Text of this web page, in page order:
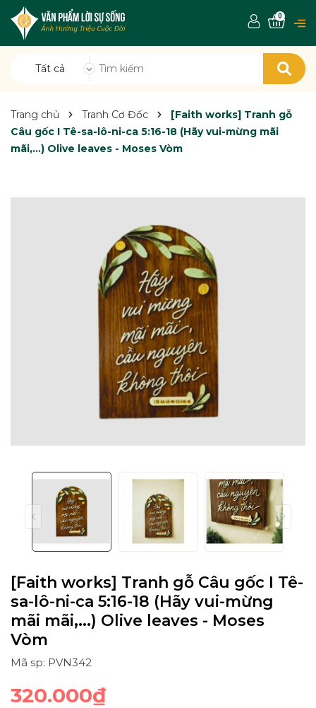
Tất cả
0
Trang chủ Tranh Cơ Đốc
[Faith works] Tranh gỗ
Câu gốc I Tê-sa-lô-ni-ca 5:16-18 (Hãy vui-mừng mãi
mãi,...) Olive leaves - Moses Vòm
[Faith works] Tranh gỗ Câu gốc I Tê-
sa-lô-ni-ca 5:16-18 (Hãy vui-mừng
mãi mãi,...) Olive leaves - Moses
Vòm
Mã sp: PVN342
320.000₫